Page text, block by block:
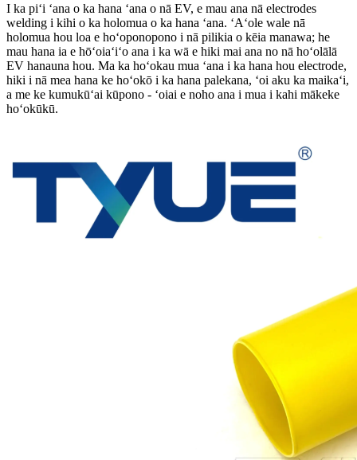
I ka piʻi ʻana o ka hana ʻana o nā EV, e mau ana nā electrodes
welding i kihi o ka holomua o ka hana ʻana. ʻAʻole wale nā ​​​​
holomua hou loa e hoʻoponopono i nā pilikia o kēia manawa; he
mau hana ia e hōʻoiaʻiʻo ana i ka wā e hiki mai ana no nā hoʻolālā
EV hanauna hou. Ma ka hoʻokau mua ʻana i ka hana hou electrode,
hiki i nā mea hana ke hoʻokō i ka hana palekana, ʻoi aku ka maikaʻi,
a me ke kumukūʻai kūpono - ʻoiai e noho ana i mua i kahi mākeke
hoʻokūkū.